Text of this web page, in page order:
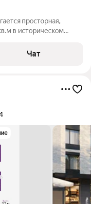
просторная,
в историческом
находятся такие
Чат